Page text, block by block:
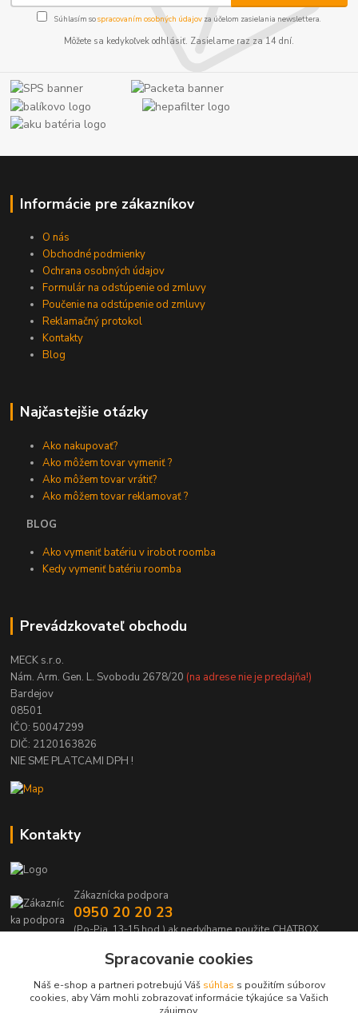
Súhlasím sospracovaním osobných údajov za účelom zasielania newslettera.
Môžete sa kedykoľvek odhlásiť. Zasielame raz za 14 dní.
Informácie pre zákazníkov
O nás
Obchodné podmienky
Ochrana osobných údajov
Formulár na odstúpenie od zmluvy
Poučenie na odstúpenie od zmluvy
Reklamačný protokol
Kontakty
Blog
Najčastejšie otázky
Ako nakupovať?
Ako môžem tovar vymeniť ?
Ako môžem tovar vrátiť?
Ako môžem tovar reklamovať ?
BLOG
Ako vymeniť batériu v irobot roomba
Kedy vymeniť batériu roomba
Prevádzkovateľ obchodu
MECK s.r.o.
Nám. Arm. Gen. L. Svobodu 2678/20 (na adrese nie je predajňa!)
Bardejov
08501
IČO: 50047299
DIČ: 2120163826
NIE SME PLATCAMI DPH !
Kontakty
Zákaznícka podpora
0950 20 20 23
(Po-Pia, 13-15 hod.) ak nedvíhame použite CHATBOX
info@kabelmanie.skSpracovanie cookies
Náš e-shop a partneri potrebujú Váš súhlas s použitím súborov
cookies, aby Vám mohli zobrazovať informácie týkajúce sa Vašich